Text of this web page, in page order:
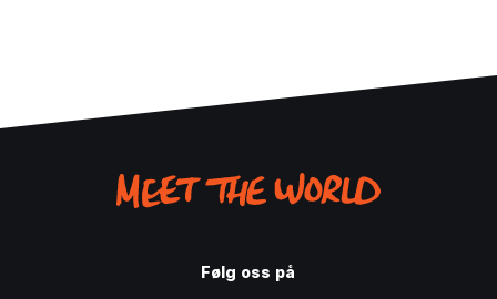
Følg oss på